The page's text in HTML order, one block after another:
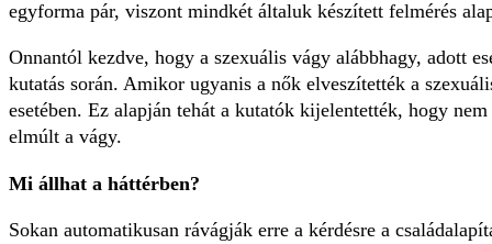
egyforma pár, viszont mindkét általuk készített felmérés
Onnantól kezdve, hogy a szexuális vágy alábbhagy, adott
kutatás során. Amikor ugyanis a nők elveszítették a
esetében. Ez alapján tehát a kutatók kijelentették, hogy
elmúlt a vágy.
Mi állhat a háttérben?
Sokan automatikusan rávágják erre a kérdésre a